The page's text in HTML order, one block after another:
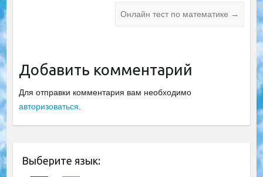
Онлайн тест по математике →
Добавить комментарий
Для отправки комментария вам необходимо
авторизоваться
Выберите язык: